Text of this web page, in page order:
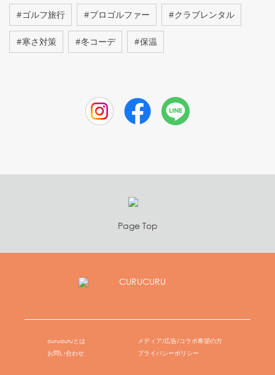
#ゴルフ旅行 #プロゴルファー #クラブレンタル
#寒さ対策 #冬コーデ #保温
Page Top
curucuruとは
メディア/広告/コラボ希望の方
お問い合わせ
プライバシーポリシー